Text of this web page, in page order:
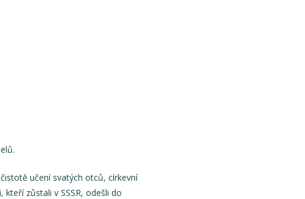
učení svatých otců, církevní
zůstali v SSSR, odešli do